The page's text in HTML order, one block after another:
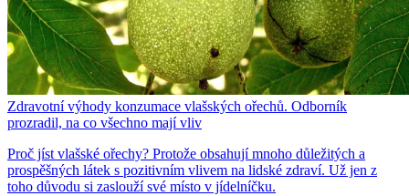
Zdravotní výhody konzumace vlašských ořechů. Odborník
prozradil, na co všechno mají vliv
Proč jíst vlašské ořechy? Protože obsahují mnoho důležitých a
prospěšných látek s pozitivním vlivem na lidské zdraví. Už jen z
toho důvodu si zaslouží své místo v jídelníčku.